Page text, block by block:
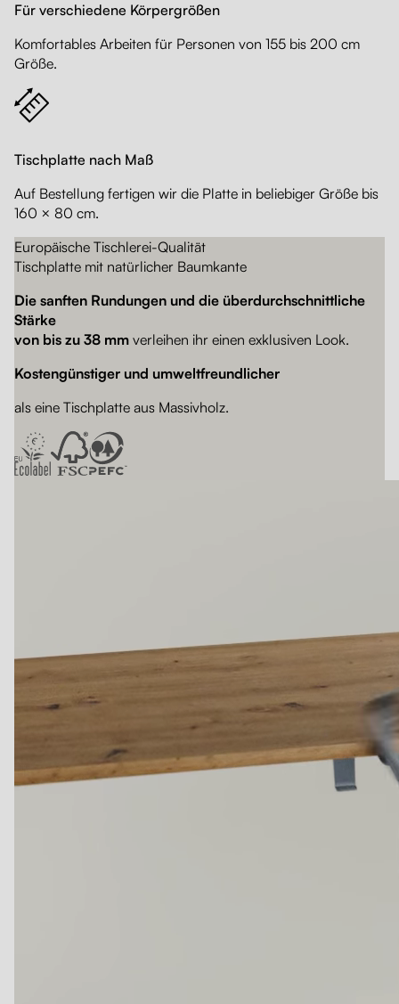
Für verschiedene Körpergrößen
Komfortables Arbeiten für Personen von 155 bis 200 cm
Größe.
Tischplatte nach Maß
Auf Bestellung fertigen wir die Platte in beliebiger Größe bis
160 × 80 cm.
Europäische Tischlerei-Qualität
Tischplatte mit natürlicher Baumkante
Die sanften Rundungen und die überdurchschnittliche
Stärke
von bis zu 38 mm verleihen ihr einen exklusiven Look.
Kostengünstiger und umweltfreundlicher
als eine Tischplatte aus Massivholz.